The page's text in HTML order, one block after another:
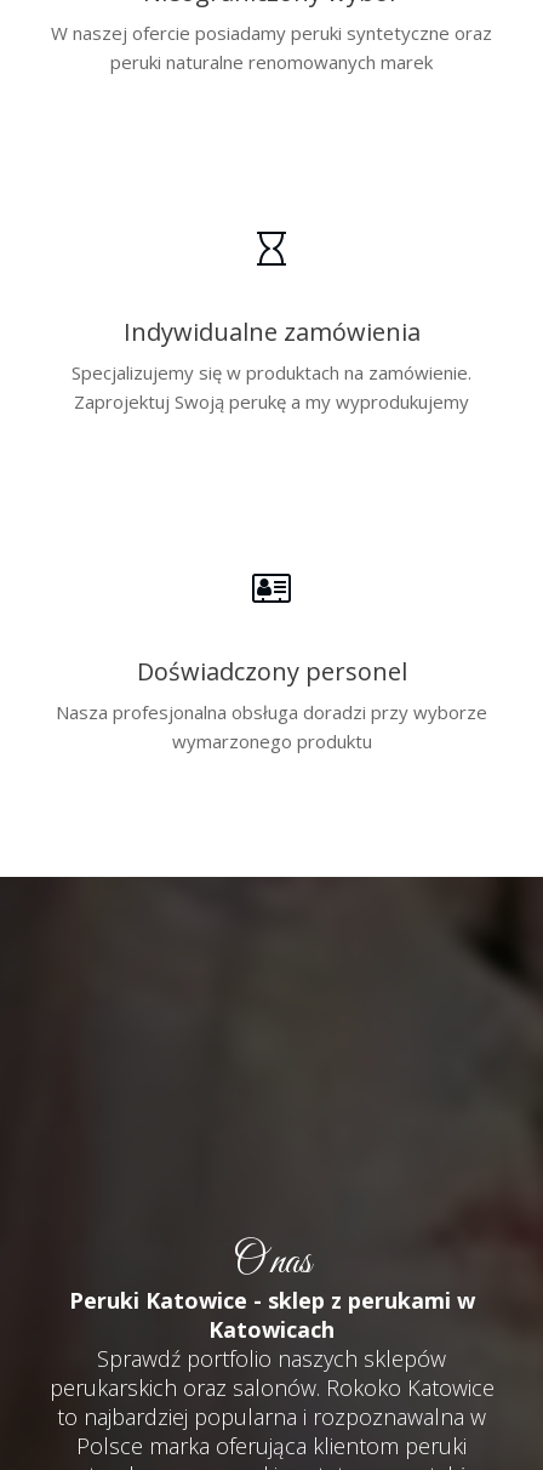
W naszej ofercie posiadamy peruki syntetyczne oraz
peruki naturalne renomowanych marek
Indywidualne zamówienia
Specjalizujemy się w produktach na zamówienie.
Zaprojektuj Swoją perukę a my wyprodukujemy
Doświadczony personel
Nasza profesjonalna obsługa doradzi przy wyborze
wymarzonego produktu
O nas
Peruki Katowice - sklep z perukami w
Katowicach
Sprawdź portfolio naszych sklepów
perukarskich oraz salonów. Rokoko Katowice
to najbardziej popularna i rozpoznawalna w
Polsce marka oferująca klientom peruki